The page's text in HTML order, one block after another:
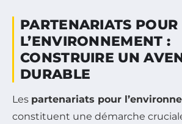
PARTENARIATS POUR
L’ENVIRONNEMENT :
CONSTRUIRE UN
DURABLE
Les partenariats pour
constituent une démarche